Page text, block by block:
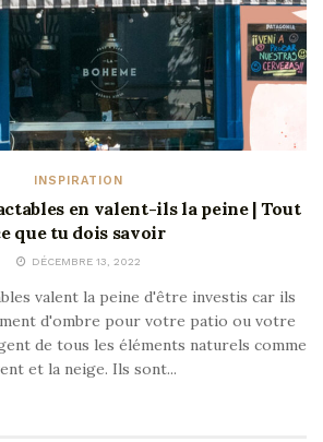
INSPIRATION
en valent-ils la peine | Tout
que tu dois savoir
DÉCEMBRE 13, 2022
valent la peine d'être investis car ils
d'ombre pour votre patio ou votre
de tous les éléments naturels comme
et la neige. Ils sont...